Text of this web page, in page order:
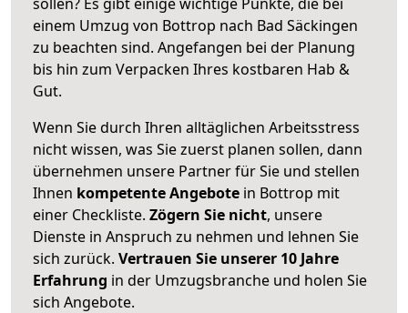
einem Umzug von Bottrop nach Bad Säckingen
zu beachten sind. Angefangen bei der Planung
bis hin zum Verpacken Ihres kostbaren Hab &
Gut.
Wenn Sie durch Ihren alltäglichen Arbeitsstress
nicht wissen, was Sie zuerst planen sollen, dann
übernehmen unsere Partner für Sie und stellen
Ihnen kompetente Angebote in Bottrop mit
einer Checkliste. Zögern Sie nicht, unsere
Dienste in Anspruch zu nehmen und lehnen Sie
sich zurück. Vertrauen Sie unserer 10 Jahre
Erfahrung in der Umzugsbranche und holen Sie
sich Angebote.